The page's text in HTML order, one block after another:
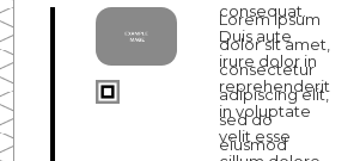
consequat.
Duis aute
irure dolor in
reprehenderit
in voluptate
velit esse
Lorem ipsum
dolor sit amet,
consectetur
adipiscing elit,
sed do
eiusmod